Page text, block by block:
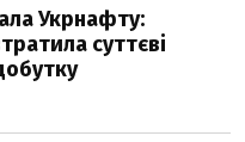
Укрнафту:
суттєві